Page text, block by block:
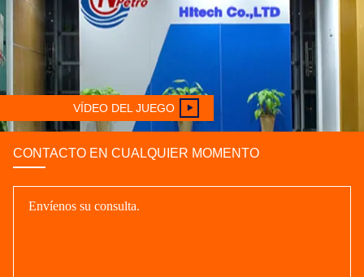
VÍDEO DEL JUEGO
CONTACTO EN CUALQUIER MOMENTO